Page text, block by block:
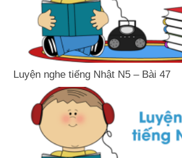
Luyện nghe tiếng Nhật N5 – Bài 47